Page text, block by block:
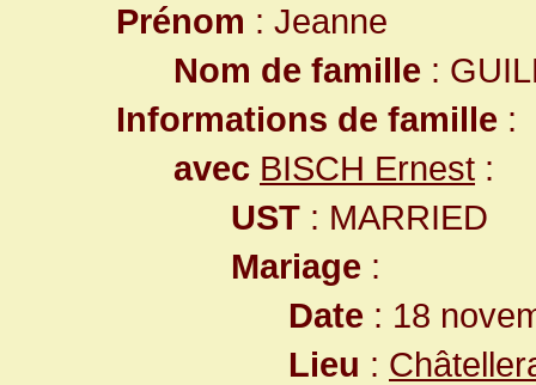
Prénom : Jeanne
Nom de famille :
Informations de famille :
avec BISCH Ernest :
UST : MARRIED
Mariage :
Date : 18
Lieu :